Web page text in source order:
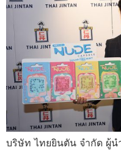
บริษัท ไทยยินตัน จำกัด ผู้